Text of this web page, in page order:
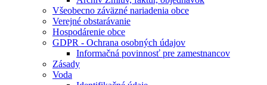
Všeobecno záväzné nariadenia obce
Verejné obstarávanie
Hospodárenie obce
GDPR - Ochrana osobných údajov
Informačná povinnosť pre zamestnancov
Zásady
Voda